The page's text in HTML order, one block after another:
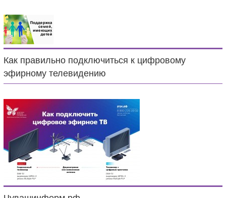
Как правильно подключиться к цифровому
эфирному телевидению